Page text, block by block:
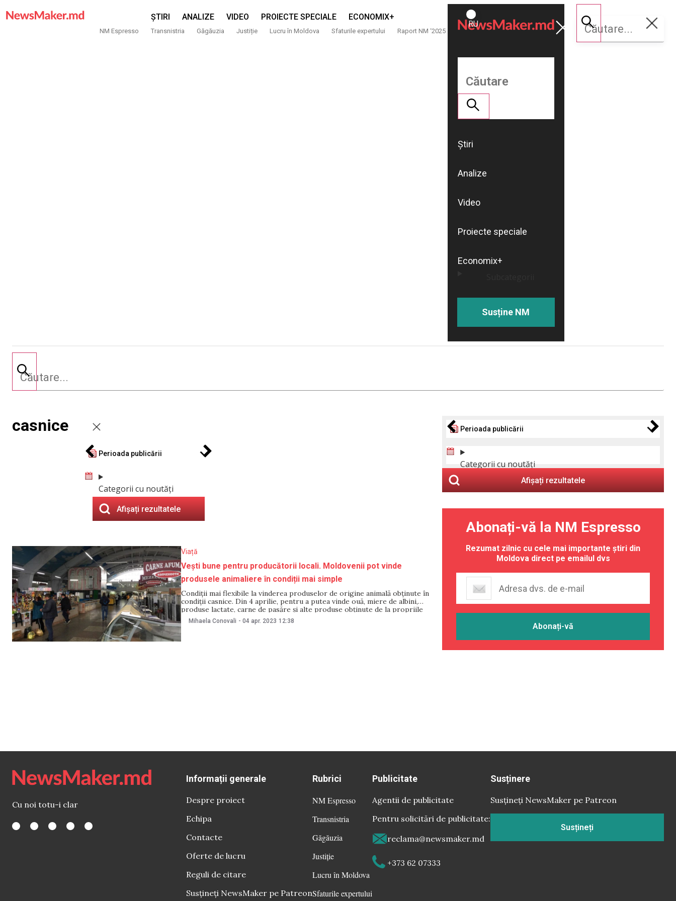
ȘTIRI ANALIZE VIDEO PROIECTE SPECIALE ECONOMIX+
NM Espresso Transnistria Găgăuzia Justiție Lucru în Moldova Sfaturile expertului Raport NM ‘2025
ROMÂNĂ
RU
Susține
NM
Știri
Analize
Video
Proiecte speciale
Economix+
Susține NM
casnice
Perioada publicării
Categorii cu noutăți
Afișați rezultatele
Viață
Vești bune pentru producătorii locali. Moldovenii pot vinde
produsele animaliere în condiții mai simple
Condiții mai flexibile la vinderea produselor de origine animală obținute în
condiții casnice. Din 4 aprilie, pentru a putea vinde ouă, miere de albini,
produse lactate, carne de pasăre și alte produse obținute de la propriile
animale, oamenii vor trebui să obțină doar un carnet de sănătate. Carnetul de
sănătate
Mihaela Conovali - 04 apr. 2023 12:38
Perioada publicării
Categorii cu noutăți
Afișați rezultatele
Abonați-vă la NM Espresso
Rezumat zilnic cu cele mai importante știri din
Moldova direct pe emailul dvs
Cu noi totu-i clar
Informații generale
Despre proiect
Echipa
Contacte
Oferte de lucru
Reguli de citare
Susțineți NewsMaker pe Patreon
Rubrici
NM Espresso
Transnistria
Găgăuzia
Justiție
Lucru în Moldova
Sfaturile expertului
Publicitate
Agentii de publicitate
Pentru solicitări de publicitate:
reclama@newsmaker.md
+373 62 07333
Susținere
Susțineți NewsMaker pe Patreon
Susțineți